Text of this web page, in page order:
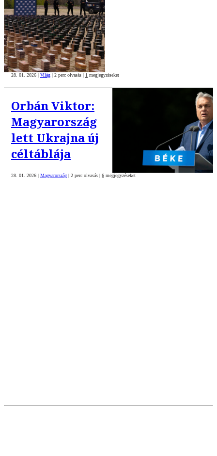
28. 01. 2026 | Világ | 2 perc olvasás | 1 megjegyzéseket
Orbán Viktor:
Magyarország
lett Ukrajna új
céltáblája
28. 01. 2026 | Magyarország | 2 perc olvasás | 6 megjegyzéseket